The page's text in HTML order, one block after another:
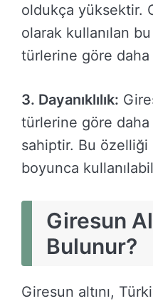
oldukça yüksektir.
olarak kullanılan
türlerine göre daha
3. Dayanıklılık:
türlerine göre daha
sahiptir. Bu özelliği
boyunca
Giresun
Bulunur?
Giresun altını,